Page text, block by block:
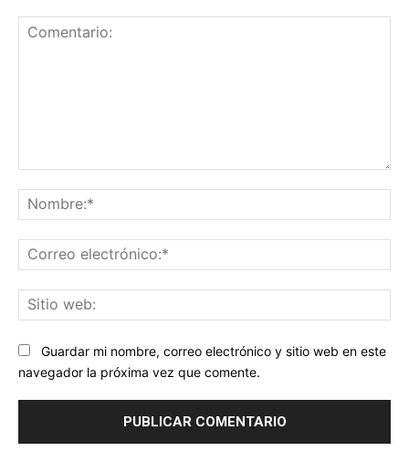
Guardar mi nombre, correo electrónico y sitio web en este
navegador la próxima vez que comente.